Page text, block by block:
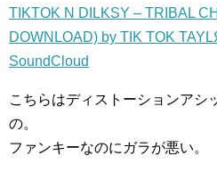
TIKTOK N DILKSY – TRIBAL
DOWNLOAD) by TIK TOK
SoundCloud
こちらはディストーションアシ
の。
ファンキーなのにガラが悪い。